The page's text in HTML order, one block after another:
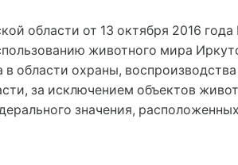
области от 13 октября 2016
животного мира
в области охраны,
за исключением объектов
значения,